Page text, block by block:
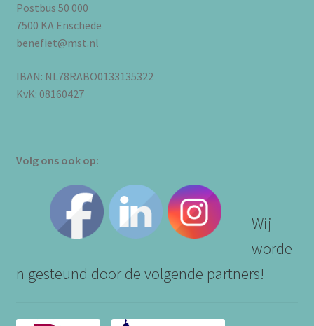
Postbus 50 000
7500 KA Enschede
benefiet@mst.nl
IBAN: NL78RABO0133135322
KvK: 08160427
Volg ons ook op:
Wij
worde
n gesteund door de volgende partners!